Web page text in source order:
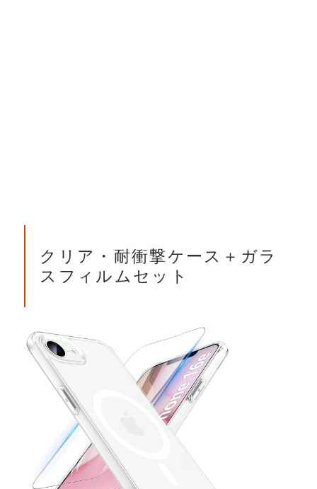
クリア・耐衝撃ケース＋ガラ
スフィルムセット